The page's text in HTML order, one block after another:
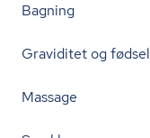
Bagning
Graviditet og fødsel
Massage